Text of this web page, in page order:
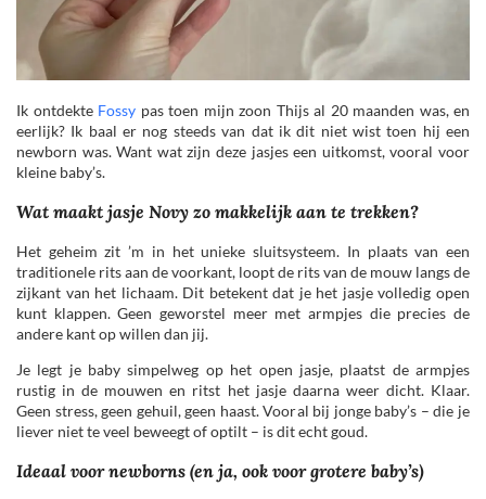
Ik ontdekte Fossy pas toen mijn zoon Thijs al 20 maanden was, en
eerlijk? Ik baal er nog steeds van dat ik dit niet wist toen hij een
newborn was. Want wat zijn deze jasjes een uitkomst, vooral voor
kleine baby’s.
Wat maakt jasje Novy zo makkelijk aan te trekken?
Het geheim zit ’m in het unieke sluitsysteem. In plaats van een
traditionele rits aan de voorkant, loopt de rits van de mouw langs de
zijkant van het lichaam. Dit betekent dat je het jasje volledig open
kunt klappen. Geen geworstel meer met armpjes die precies de
andere kant op willen dan jij.
Je legt je baby simpelweg op het open jasje, plaatst de armpjes
rustig in de mouwen en ritst het jasje daarna weer dicht. Klaar.
Geen stress, geen gehuil, geen haast. Vooral bij jonge baby’s – die je
liever niet te veel beweegt of optilt – is dit echt goud.
Ideaal voor newborns (en ja, ook voor grotere baby’s)